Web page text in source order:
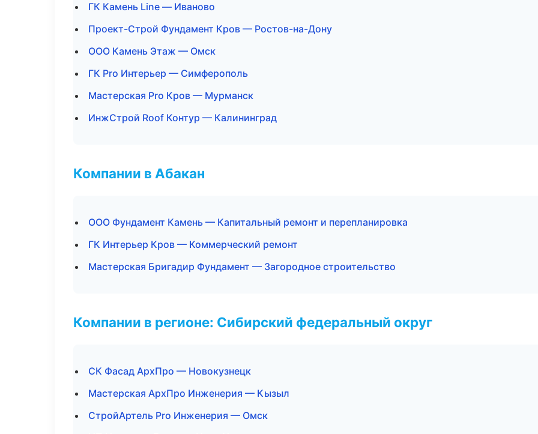
ГК Камень Line — Иваново
Проект-Строй Фундамент Кров — Ростов-на-Дону
ООО Камень Этаж — Омск
ГК Pro Интерьер — Симферополь
Мастерская Pro Кров — Мурманск
ИнжСтрой Roof Контур — Калининград
Компании в Абакан
ООО Фундамент Камень — Капитальный ремонт и перепланировка
ГК Интерьер Кров — Коммерческий ремонт
Мастерская Бригадир Фундамент — Загородное строительство
Компании в регионе: Сибирский федеральный округ
СК Фасад АрхПро — Новокузнецк
Мастерская АрхПро Инженерия — Кызыл
СтройАртель Pro Инженерия — Омск